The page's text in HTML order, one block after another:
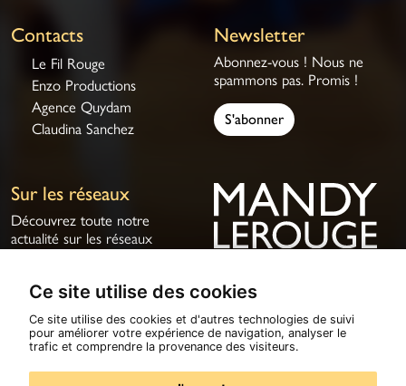
Ce site utilise des cookies
Ce site utilise des cookies et d'autres technologies de suivi
pour améliorer votre expérience de navigation, analyser le
trafic et comprendre la provenance des visiteurs.
Contacts
Le Fil Rouge
Enzo Productions
Agence Quydam
Claudina Sanchez
Newsletter
Abonnez-vous ! Nous ne
spammons pas. Promis !
S'abonner
Sur les réseaux
Découvrez toute notre
actualité sur les réseaux
© 2026 Mandy LerougeTous droits réservés